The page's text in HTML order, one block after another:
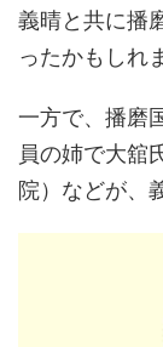
義晴と共に播
ったかもしれ
一方で、播磨
員の姉で大舘
院）などが、